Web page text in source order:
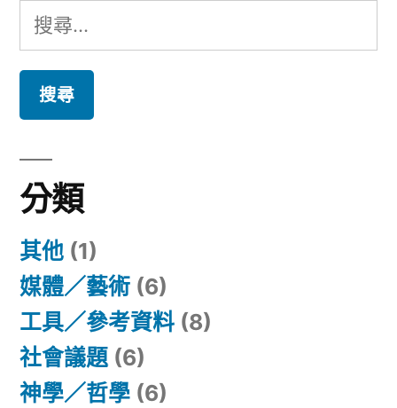
搜
尋
鍵
字:
分類
其他 (1)
媒體／藝術 (6)
工具／參考資料 (8)
社會議題(6)
神學／哲學 (6)